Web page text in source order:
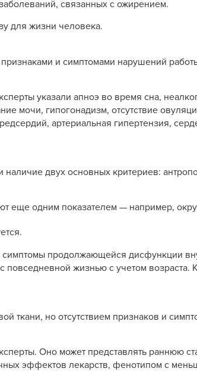
связанных с ожирением.
для жизни человека.
и симптомами нарушений
указали апноэ во время сна,
мочи, гипогонадизм, отсутствие
артериальная гипертензия,
двух основных критериев:
еще одним показателем — например,
продолжающейся дисфункции
жизнью с учетом возраста.
ткани, но отсутствием признаков и
Оно может представлять раннюю
эффектов лекарств, фенотипом с